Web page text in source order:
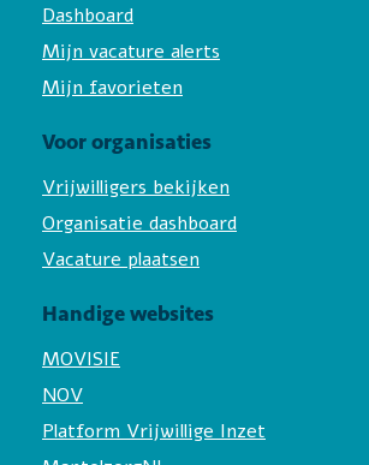
Dashboard
Mijn vacature alerts
Mijn favorieten
Voor organisaties
Vrijwilligers bekijken
Organisatie dashboard
Vacature plaatsen
Handige websites
MOVISIE
NOV
Platform Vrijwillige Inzet